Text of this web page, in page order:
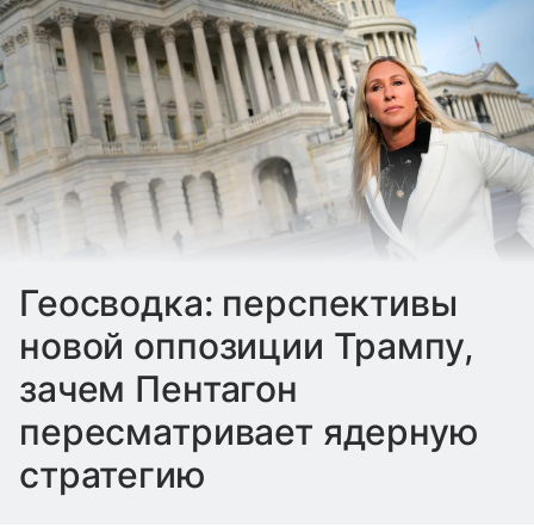
Геосводка: перспективы
новой оппозиции Трампу,
зачем Пентагон
пересматривает ядерную
стратегию